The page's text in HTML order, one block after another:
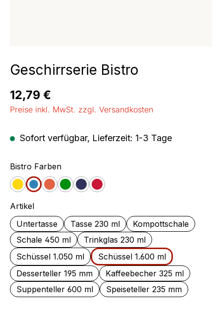
Geschirrserie Bistro
Regulärer Preis:
12,79 €
Preise inkl. MwSt. zzgl. Versandkosten
Sofort verfügbar, Lieferzeit: 1-3 Tage
Bistro Farbenauswählen
GelbBlauOrange
GrünJeansCherry
Artikelauswählen
Untertasse
Tasse 230 ml
Kompottschale
Schale 450 ml
Trinkglas 230 ml
Schüssel 1.050 ml
Schüssel 1.600 ml
Desserteller 195 mm
Kaffeebecher 325 ml
Suppenteller 600 ml
Speiseteller 235 mm